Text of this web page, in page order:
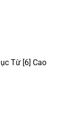
Từ [6] Cao